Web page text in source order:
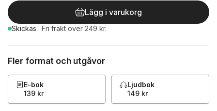
Lägg i varukorg
Skickas . Fri frakt över 249 kr.
Fler format och utgåvor
E-bok
139 kr
Ljudbok
149 kr